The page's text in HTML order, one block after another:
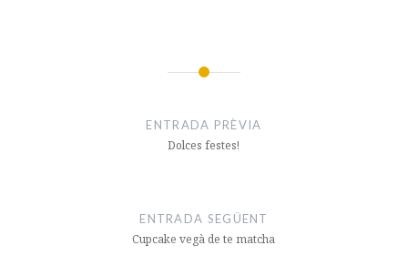
ENTRADA PRÈVIA
Dolces festes!
ENTRADA SEGÜENT
Cupcake vegà de te matcha